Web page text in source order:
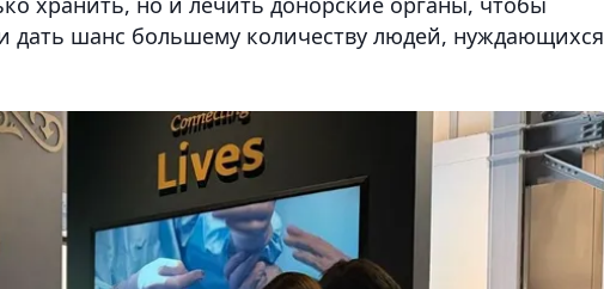
дать шанс большему количеству людей, нуждающихся